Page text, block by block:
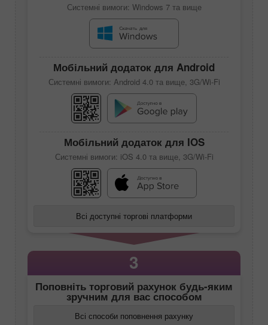
Системні вимоги: Windows 7 та вище
Мобільний додаток для Android
Системні вимоги: Android 4.0 та вище, 3G/Wi-Fi
Мобільний додаток для IOS
Системні вимоги: iOS 4.0 та вище, 3G/Wi-Fi
Всі доступні торгові платформи
3
Поповніть торговий рахунок будь-яким
зручним для вас способом
Всі способи поповнення рахунку